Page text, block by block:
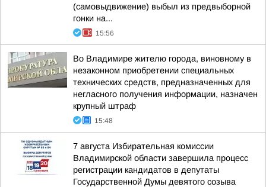
(самовыдвижение) выбыл из предвыборной
гонки на...
15:56
Во Владимире жителю города, виновному в
незаконном приобретении специальных
технических средств, предназначенных для
негласного получения информации, назначен
крупный штраф
15:48
7 августа Избирательная комиссии
Владимирской области завершила процесс
регистрации кандидатов в депутаты
Государственной Думы девятого созыва